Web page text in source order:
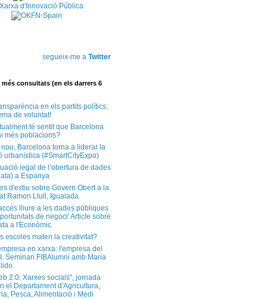
segueix-me a Twitter
més consultats (en els darrers 6
en els partits polítics:
de voluntat!
té sentit que Barcelona
més poblacions?
Barcelona torna a liderar la
urbanística (#SmartCityExpo)
legal de l’obertura de dades
a Espanya
d'estiu sobre Govern Obert a la
Ramon Llull, Igualada.
lliure a les dades públiques
de negoci' Article sobre
a l'Econòmic
escoles maten la creativitat?
en xarxa: l'empresa del
Seminari FIBAlumni amb María
2.0: Xarxes socials", jornada
el Departament d'Agricultura,
Pesca, Alimentació i Medi